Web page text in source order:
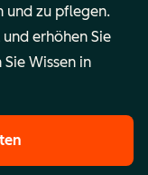
und zu pflegen.
erhöhen Sie
Wissen in